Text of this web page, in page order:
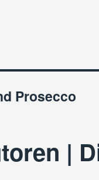
Prosecco
|